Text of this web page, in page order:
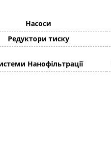
Насоси
Редуктори тиску
Нанофільтрації